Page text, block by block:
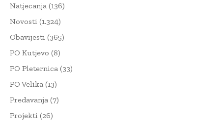
Natjecanja (136)
Novosti (1.324)
Obavijesti (365)
PO Kutjevo (8)
PO Pleternica (33)
PO Velika (13)
Predavanja (7)
Projekti (26)